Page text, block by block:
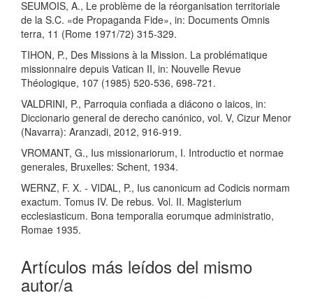
SEUMOIS, A., Le problème de la réorganisation territoriale
de la S.C. «de Propaganda Fide», in: Documents Omnis
terra, 11 (Rome 1971/72) 315-329.
TIHON, P., Des Missions à la Mission. La problématique
missionnaire depuis Vatican II, in: Nouvelle Revue
Théologique, 107 (1985) 520-536, 698-721.
VALDRINI, P., Parroquia confiada a diácono o laicos, in:
Diccionario general de derecho canónico, vol. V, Cizur Menor
(Navarra): Aranzadi, 2012, 916-919.
VROMANT, G., Ius missionariorum, I. Introductio et normae
generales, Bruxelles: Schent, 1934.
WERNZ, F. X. - VIDAL, P., Ius canonicum ad Codicis normam
exactum. Tomus IV. De rebus. Vol. II. Magisterium
ecclesiasticum. Bona temporalia eorumque administratio,
Romae 1935.
Artículos más leídos del mismo
autor/a